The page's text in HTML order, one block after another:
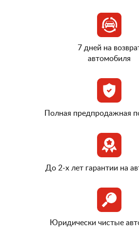
7 дней на
автомобиля
Полная предпродажная
До 2-х лет гарантии на
Юридически чистые